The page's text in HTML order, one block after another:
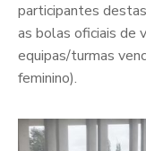
participantes
as bolas oficiais de
equipas/turmas
feminino).